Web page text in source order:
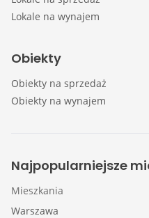
Lokale na wynajem
Obiekty
Obiekty na sprzedaż
Obiekty na wynajem
Najpopularniejsze
Mieszkania
Warszawa